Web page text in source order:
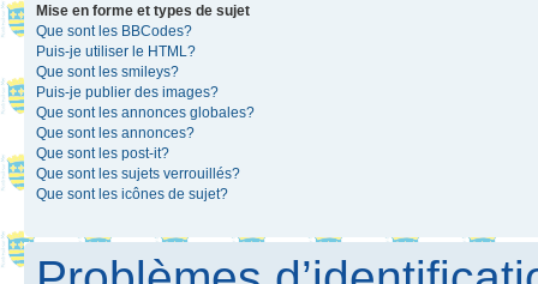
Mise en forme et types de sujet
Que sont les BBCodes?
Puis-je utiliser le HTML?
Que sont les smileys?
Puis-je publier des images?
Que sont les annonces globales?
Que sont les annonces?
Que sont les post-it?
Que sont les sujets verrouillés?
Que sont les icônes de sujet?